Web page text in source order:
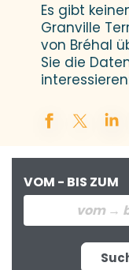
Es gibt
Granville
von Bréhal
Sie die
VOM - BIS ZUM